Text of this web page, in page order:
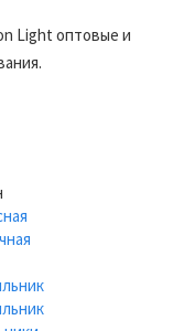
Light оптовые и